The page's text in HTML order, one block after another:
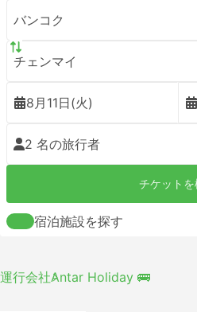
バンコク
チェンマイ
8月11日(火)
2 名の旅行者
チケット
宿泊施設を探す
運行会社Antar Holiday 🚌